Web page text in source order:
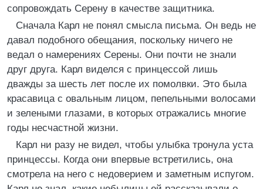
сопровождать Серену в качестве защитника.
Сначала Карл не понял смысла письма. Он ведь не
давал подобного обещания, поскольку ничего не
ведал о намерениях Серены. Они почти не знали
друг друга. Карл виделся с принцессой лишь
дважды за шесть лет после их помолвки. Это была
красавица с овальным лицом, пепельными волосами
и зелеными глазами, в которых отражались многие
годы несчастной жизни.
Карл ни разу не видел, чтобы улыбка тронула уста
принцессы. Когда они впервые встретились, она
смотрела на него с недоверием и заметным испугом.